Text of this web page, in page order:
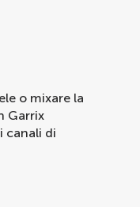
o mixare la
Garrix
canali di